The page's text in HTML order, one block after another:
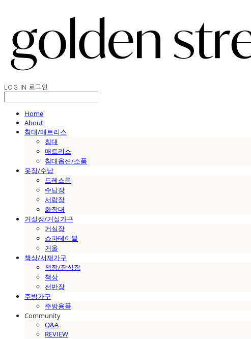
LOG IN 로그인
Home
About
침대/매트리스
침대
매트리스
침대옵션/소품
옷장/수납
드레스룸
수납장
서랍장
화장대
거실장/거실가구
거실장
쇼파테이블
거울
책상/서재가구
책장/장식장
책상
선반장
주방가구
주방용품
Community
Q&A
REVIEW